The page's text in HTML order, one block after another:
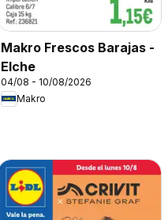
Makro Frescos Barajas -
Elche
04/08 - 10/08/2026
Makro